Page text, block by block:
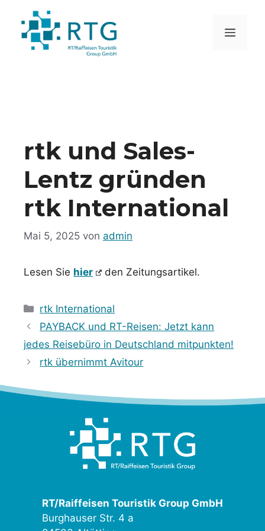
Inhalt
springen
rtk und Sales-
Lentz gründen
rtk International
Mai 5, 2025 von admin
Lesen Sie hier den Zeitungsartikel.
Kategorien
rtk International
PAYBACK und RT-Reisen: Jetzt kann
jedes Reisebüro in Deutschland mitpunkten!
rtk übernimmt Avitour
RT/Raiffeisen Touristik Group GmbH
Burghauser Str. 4 a